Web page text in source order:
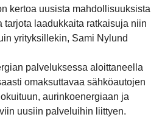
kertoa uusista mahdollisuuksista
tarjota laadukkaita ratkaisuja niin
yrityksillekin, Sami Nylund
palveluksessa aloittaneella
omaksuttavaa sähköautojen
aurinkoenergiaan ja
uusiin palveluihin liittyen.